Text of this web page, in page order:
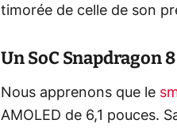
timorée de celle de son
Un SoC Snapdragon
Nous apprenons que le
AMOLED de 6,1 pouces.